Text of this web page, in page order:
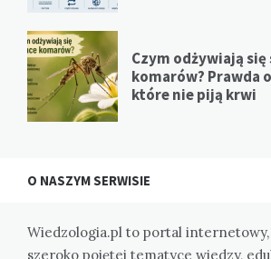
Czym odżywiają się
komarów? Prawda
które nie piją krwi
O NASZYM SERWISIE
Wiedzologia.pl to portal
szeroko pojętej tematyce wiedzy,